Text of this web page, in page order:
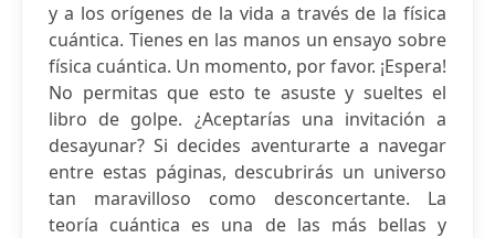
y a los orígenes de la vida a través de la física
cuántica. Tienes en las manos un ensayo sobre
física cuántica. Un momento, por favor. ¡Espera!
No permitas que esto te asuste y sueltes el
libro de golpe. ¿Aceptarías una invitación a
desayunar? Si decides aventurarte a navegar
entre estas páginas, descubrirás un universo
tan maravilloso como desconcertante. La
teoría cuántica es una de las más bellas y